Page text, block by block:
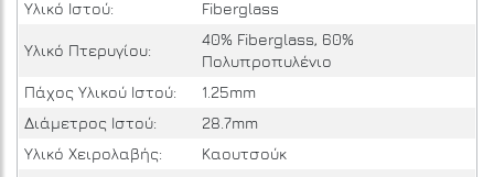
Υλικό Ιστού:
Fiberglass
Υλικό Πτερυγίου:
40% Fiberglass, 60%
Πολυπροπυλένιο
Πάχος Υλικού Ιστού:
1.25mm
Διάμετρος Ιστού:
28.7mm
Υλικό Χειρολαβής:
Καουτσούκ